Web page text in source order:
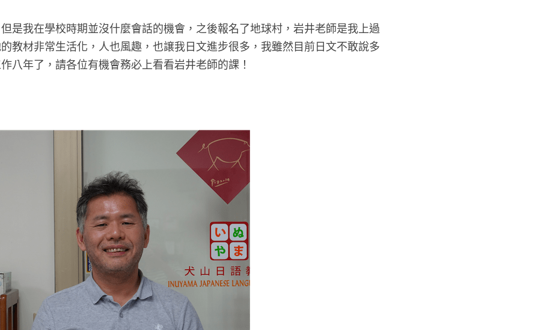
是我在學校時期並沒什麼會話的機會，之後報名了地球村，岩井老師是我上過
教材非常生活化，人也風趣，也譲我日文進步很多，我雖然目前日文不敢說多
八年了，請各位有機會務必上看看岩井老師的課！